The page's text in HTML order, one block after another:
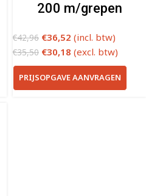
200 m/grepen
€42,96 €36,52 (incl. btw)
€35,50 €30,18 (excl. btw)
PRIJSOPGAVE AANVRAGEN